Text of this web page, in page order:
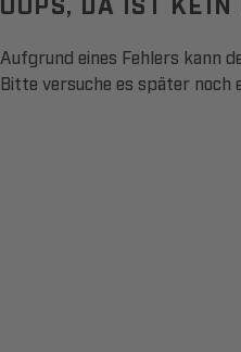
Aufgrund eines Fehlers kann
Bitte versuche es später noch